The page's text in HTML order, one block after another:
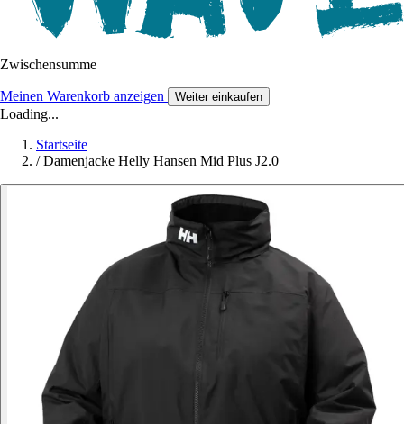
Zwischensumme
Meinen Warenkorb anzeigen Weiter einkaufen
Loading...
Startseite
/ Damenjacke Helly Hansen Mid Plus J2.0